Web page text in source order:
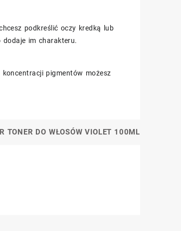
podkreślić oczy kredką lub
im charakteru.
pigmentów możesz
TONER DO WŁOSÓW VIOLET 100ML